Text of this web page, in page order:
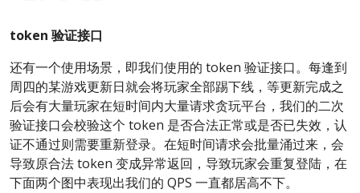
token 验证接口
还有一个使用场景，即我们使用的 token 验证接口。每逢到
周四的某游戏更新日就会将玩家全部踢下线，等更新完成之
后会有大量玩家在短时间内大量请求贪玩平台，我们的二次
验证接口会校验这个 token 是否合法正常或是否已失效，认
证不通过则需要重新登录。在短时间请求会批量涌过来，会
导致原合法 token 变成异常返回，导致玩家会重复登陆，在
下面两个图中表现出我们的 QPS 一直都居高不下。